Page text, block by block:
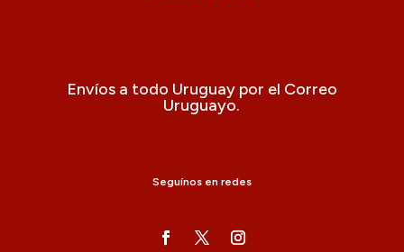
Envíos a todo Uruguay por el Correo
Uruguayo.
Seguínos en redes